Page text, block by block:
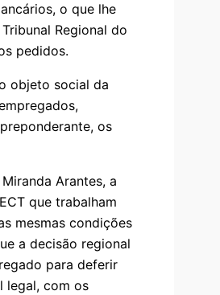
o que lhe
Regional do
pedidos.
objeto social da
os
Arantes, a
que trabalham
mesmas condições
a decisão regional
para deferir
legal, com os